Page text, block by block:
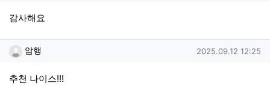
감사해요
암행님의 댓글
암행 작성일
2025.09.12 12:25
추천 나이스!!!